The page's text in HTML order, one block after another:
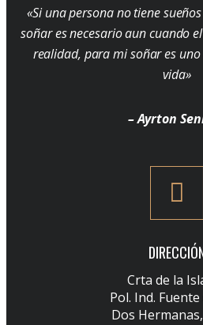
«Si una persona no tiene
soñar es necesario aun cuando
realidad, para mi soñar es
vida»
– Ayrton
Crta de la
Pol. Ind. Fuente
Dos